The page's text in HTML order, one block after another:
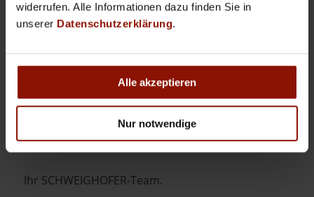
widerrufen. Alle Informationen dazu finden Sie in
unserer Datenschutzerklärung.
Alle akzeptieren
Nur notwendige
Sehr geehrter Kunde,
vielen Dank für Ihr Interesse an unserem
Schulungsangebot. Der von Ihnen gewünschte
Termin ist leider schon ausgebucht.
Wir bitten um Ihr Verständnis.
Ihr SCHWEIGHOFER-Team.